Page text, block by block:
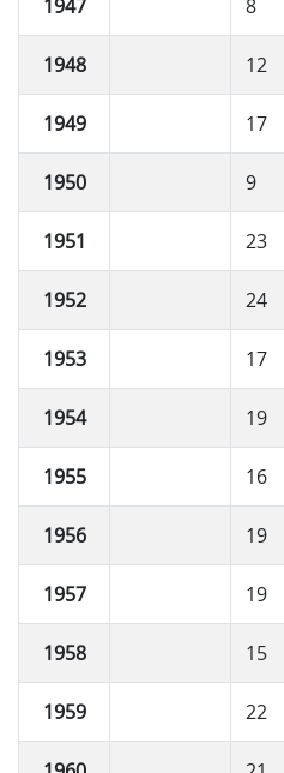
1947 8
1948 12
1949 17
1950 9
1951 23
1952 24
1953 17
1954 19
1955 16
1956 19
1957 19
1958 15
1959 22